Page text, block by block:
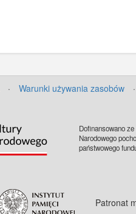
· Warunki używania zasobów ·
Dofinansowano
Narodowego
państwowego
Patronat